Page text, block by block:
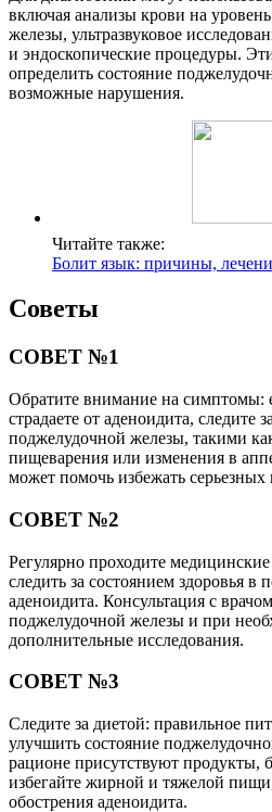
включая анализы крови на
железы, ультразвуковое
и эндоскопические процедуры.
определить состояние
возможные нарушения.
Читайте также:
Болит язык: причины,
Советы
СОВЕТ №1
Обратите внимание на симптомы:
страдаете от аденоидита, следите
поджелудочной железы, такими
пищеварения или изменения в
может помочь избежать серьезных
СОВЕТ №2
Регулярно проходите
следить за состоянием здоровья в
аденоидита. Консультация с
поджелудочной железы и при
дополнительные исследования.
СОВЕТ №3
Следите за диетой: правильное
улучшить состояние
рационе присутствуют продукты,
избегайте жирной и тяжелой
обострения аденоидита.